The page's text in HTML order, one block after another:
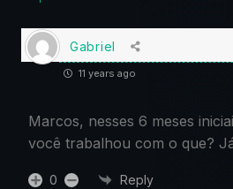
Gabriel
11 years ago
Marcos, nesses 6 meses
você trabalhou com o que?
0 Reply